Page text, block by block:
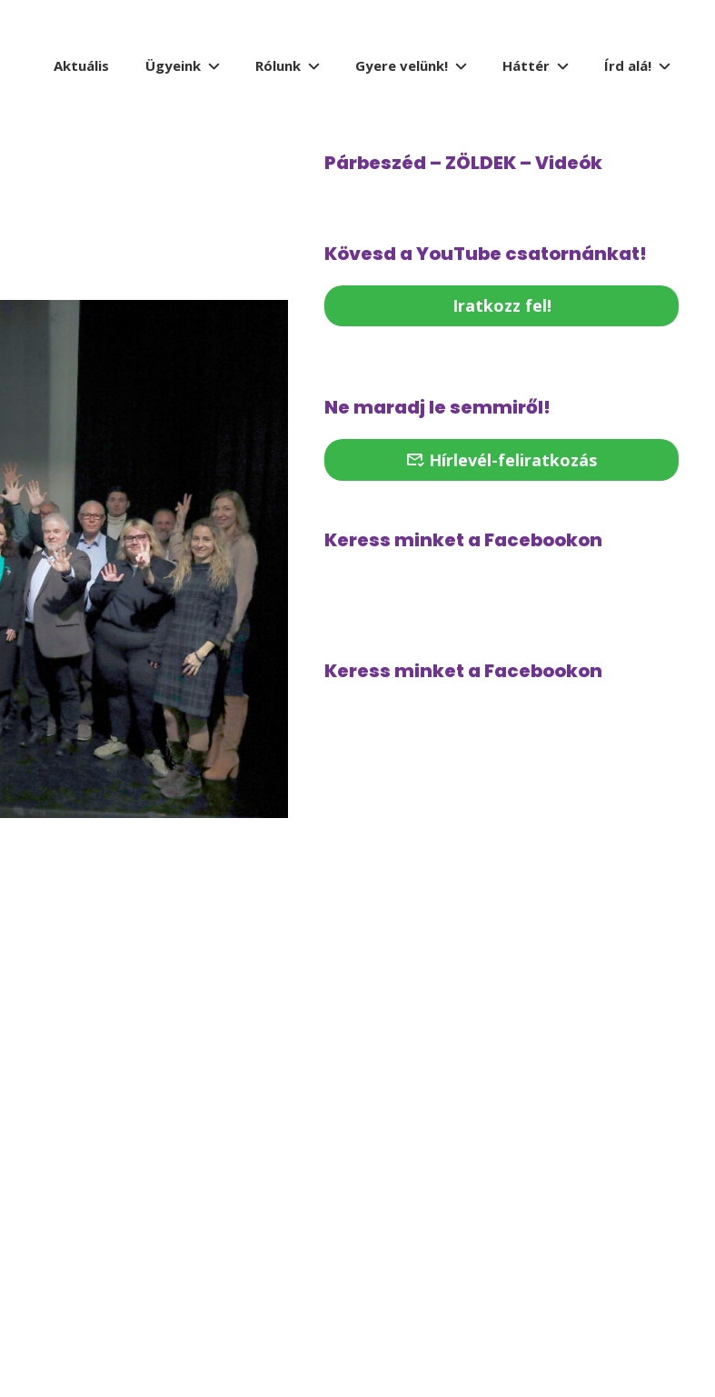
Aktuális Ügyeink Rólunk Gyere velünk! Háttér Írd alá!
Párbeszéd – ZÖLDEK – Videók
Kövesd a YouTube csatornánkat!
Iratkozz fel!
Ne maradj le semmiről!
Hírlevél-feliratkozás
Keress minket a Facebookon
Keress minket a Facebookon